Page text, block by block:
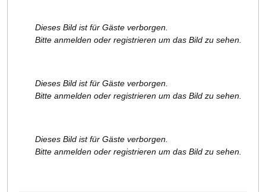
Dieses Bild ist für Gäste verborgen.
Bitte anmelden oder registrieren um das Bild zu sehen.
Dieses Bild ist für Gäste verborgen.
Bitte anmelden oder registrieren um das Bild zu sehen.
Dieses Bild ist für Gäste verborgen.
Bitte anmelden oder registrieren um das Bild zu sehen.